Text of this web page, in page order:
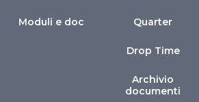
Moduli e doc Quarter
Drop Time
Archivio
documenti